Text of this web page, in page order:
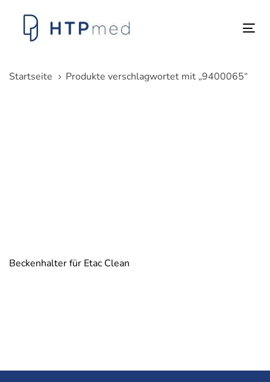
überspringen
springen
Startseite
Produkte verschlagwortet mit „9400065“
Beckenhalter für Etac Clean